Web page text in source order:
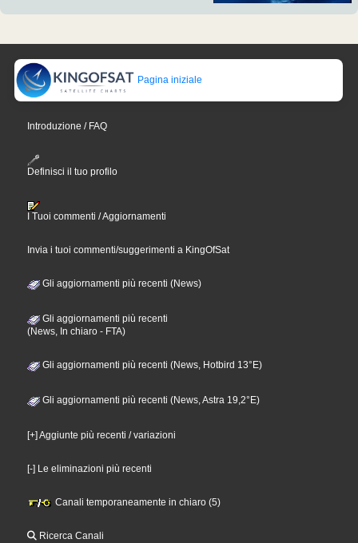
Pagina iniziale
Introduzione / FAQ
Definisci il tuo profilo
I Tuoi commenti / Aggiornamenti
Invia i tuoi commenti/suggerimenti a KingOfSat
Gli aggiornamenti più recenti (News)
Gli aggiornamenti più recenti
(News, In chiaro - FTA)
Gli aggiornamenti più recenti (News, Hotbird 13°E)
Gli aggiornamenti più recenti (News, Astra 19,2°E)
[+] Aggiunte più recenti / variazioni
[-] Le eliminazioni più recenti
Canali temporaneamente in chiaro (5)
Ricerca Canali